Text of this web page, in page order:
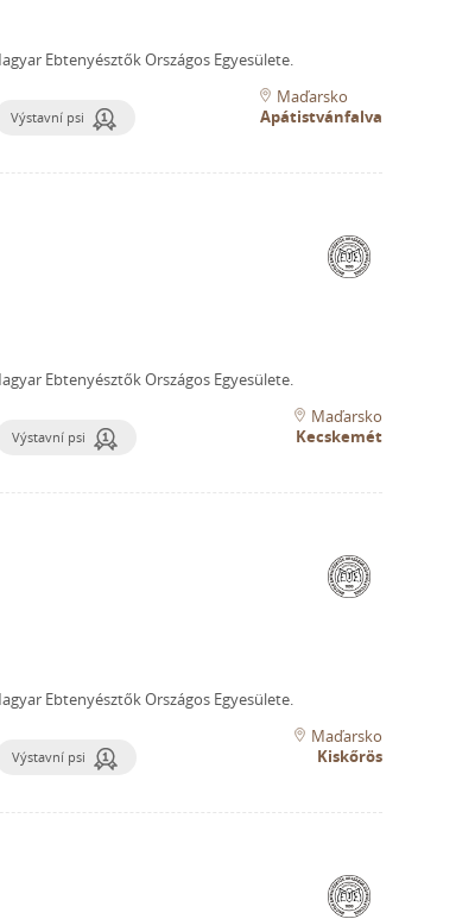
Ebtenyésztők Országos Egyesülete.
Výstavní psi
Maďarsko
Apátistvánfalva
Ebtenyésztők Országos Egyesülete.
Výstavní psi
Maďarsko
Kecskemét
Ebtenyésztők Országos Egyesülete.
Výstavní psi
Maďarsko
Kiskőrös